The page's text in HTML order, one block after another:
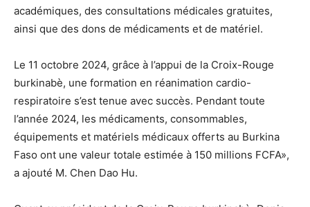
académiques, des consultations médicales gratuites,
ainsi que des dons de médicaments et de matériel.
Le 11 octobre 2024, grâce à l’appui de la Croix-Rouge
burkinabè, une formation en réanimation cardio-
respiratoire s’est tenue avec succès. Pendant toute
l’année 2024, les médicaments, consommables,
équipements et matériels médicaux offerts au Burkina
Faso ont une valeur totale estimée à 150 millions FCFA»,
a ajouté M. Chen Dao Hu.